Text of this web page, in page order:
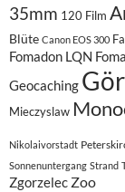
35mm 120 Film
Blüte Canon EOS 300
Fomadon LQN
Geocaching
Mieczyslaw
Nikolaivorstadt
Sonnenuntergang Strand
Zgorzelec Zoo